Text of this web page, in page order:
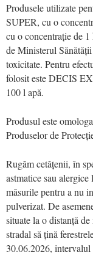
Produsele utilizate
SUPER, cu o
cu o concentrație de
de Ministerul
toxicitate. Pentru
folosit este DECIS
100 l apă.
Produsul este
Produselor de
Rugăm cetățenii, în
astmatice sau
măsurile pentru a nu
pulverizat. De
situate la o distanță
stradal să țină
30.06.2026,